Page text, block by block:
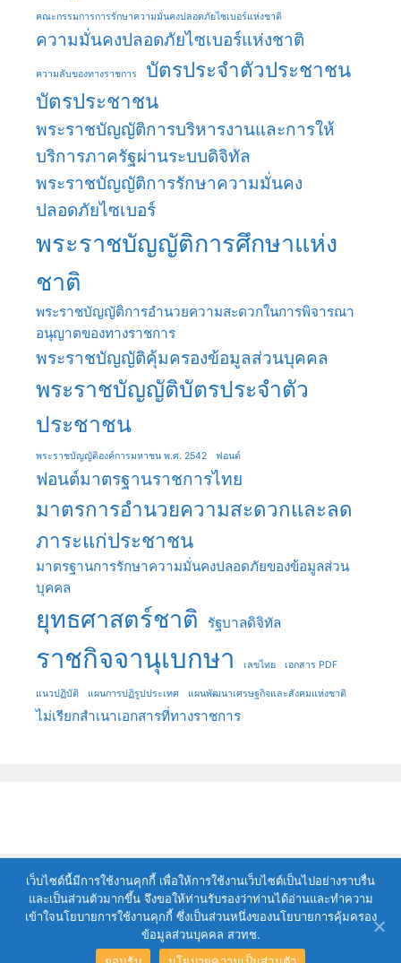
คณะกรรมการการรักษาความมั่นคงปลอดภัยไซเบอร์แห่งชาติ
ความมั่นคงปลอดภัยไซเบอร์แห่งชาติ
ความลับของทางราชการ
บัตรประจําตัวประชาชน
บัตรประชาชน
พระราชบัญญัติการบริหารงานและการให้
บริการภาครัฐผ่านระบบดิจิทัล
พระราชบัญญัติการรักษาความมั่นคง
ปลอดภัยไซเบอร์
พระราชบัญญัติการศึกษาแห่ง
ชาติ
พระราชบัญญัติการอำนวยความสะดวกในการพิจารณา
อนุญาตของทางราชการ
พระราชบัญญัติคุ้มครองข้อมูลส่วนบุคคล
พระราชบัญญัติบัตรประจำตัว
ประชาชน
พระราชบัญญัติองค์การมหาชน พ.ศ. 2542 ฟอนต์
ฟอนต์มาตรฐานราชการไทย
มาตรการอำนวยความสะดวกและลด
ภาระแก่ประชาชน
มาตรฐานการรักษาความมั่นคงปลอดภัยของข้อมูลส่วน
บุคคล
ยุทธศาสตร์ชาติ รัฐบาลดิจิทัล
ราชกิจจานุเบกษา เลขไทย เอกสาร PDF
แนวปฏิบัติ แผนการปฏิรูปประเทศ แผนพัฒนาเศรษฐกิจและสังคมแห่งชาติ
ไม่เรียกสำเนาเอกสารที่ทางราชการ
This work is licensed under aCreative Commons Attribution
4.0 International License.
เว็บไซต์นี้มีการใช้งานคุกกี้ เพื่อให้การใช้งานเว็บไซต์เป็นไปอย่างราบรื่น
และเป็นส่วนตัวมากขึ้น จึงขอให้ท่านรับรองว่าท่านได้อ่านและทำความ
เข้าใจนโยบายการใช้งานคุกกี้ ซึ่งเป็นส่วนหนึ่งของนโยบายการคุ้มครอง
ข้อมูลส่วนบุคคล สวทช.